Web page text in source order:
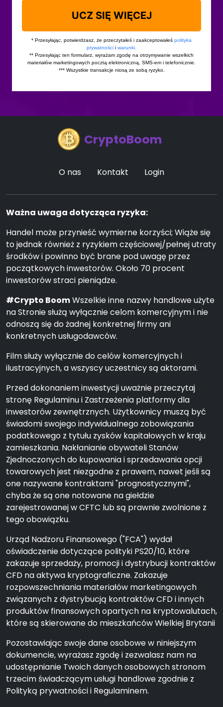
CryptoBoom
O nas Kontakt Login
Ważna uwaga dotycząca ryzyka:
Handel może przynieść wymierne korzyści; Wiąże się
to jednak również z ryzykiem częściowej/pełnej utraty
środków i powinno być brane pod uwagę przez
początkowych inwestorów. Około 70 procent
inwestorów straci pieniądze.
#Crypto BoomWszelkie inne nazwy handlowe użyte
na Stronie służą wyłącznie celom komercyjnym i nie
odnoszą się do żadnej konkretnej firmy ani
konkretnych usługodawców.
Film służy wyłącznie do celów komercyjnych i
ilustracyjnych, a wszyscy uczestnicy są aktorami.
Przed dokonaniem inwestycji uważnie przeczytaj
stronę Regulaminu i Zastrzeżenia platformy dla
inwestorów zewnętrznych. Użytkownicy muszą być
świadomi swojego indywidualnego zobowiązania
podatkowego z tytułu zysków kapitałowych w kraju
zamieszkania. Nakłanianie obywateli Stanów
Zjednoczonych do kupowania i sprzedawania opcji
towarowych jest niezgodne z prawem, nawet jeśli są
one nazywane kontraktami "prognostycznymi",
chyba że są one notowane na giełdzie
zarejestrowanej w CFTC lub są prawnie zwolnione z
tego obowiązku.
Urząd Nadzoru Finansowego ("FCA") wydał
oświadczenie dotyczące polityki PS20/10, które
zakazuje sprzedaży, promocji i dystrybucji kontraktów
CFD na aktywa kryptograficzne. Zakazuje
rozpowszechniania materiałów marketingowych
związanych z dystrybucją kontraktów CFD i innych
produktów finansowych opartych na kryptowalutach,
które są skierowane do mieszkańców Wielkiej Brytanii
Pozostawiając swoje dane osobowe w niniejszym
dokumencie, wyrażasz zgodę i zezwalasz nam na
udostępnianie Twoich danych osobowych stronom
trzecim świadczącym usługi handlowe zgodnie z
Polityką prywatności i Regulaminem.